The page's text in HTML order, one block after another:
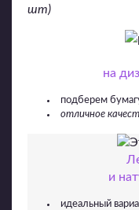
шт)
на
подберем
отличное
и
идеальный